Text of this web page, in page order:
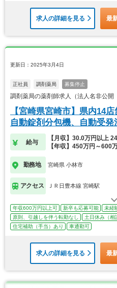
求人の詳細を見る 最
更新日：2025年3月4日
正社員 調剤薬局 募集停止
調剤薬局の薬剤師求人（法人名非公
【宮崎県宮崎市】県内14
自動錠剤分包機、自動受
実！
給与
【月収】30.0万円以上
【年収】450万円～600
勤務地 宮崎県 小林市
アクセス ＪＲ日豊本線 宮崎駅
年収600万円以上可 新卒も応募可能
未経
原則、引越しを伴う転勤なし
土日休み（相
住宅補助（手当）あり
車通勤可
求人の詳細を見る 最